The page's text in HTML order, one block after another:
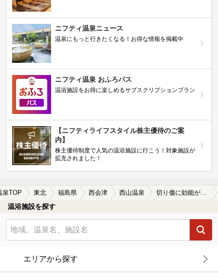
ニフティ温泉ニュース
温泉にもっと行きたくなる！お得な情報を掲載中
ニフティ温泉 おふろパス
温浴施設をお得に楽しめるサブスクリプションプラン
【ニフティライフスタイル株主優待のご案
内】
株主優待制度で人気の温浴施設に行こう！対象施設が
拡充されました！
泉TOP 東北 福島県 西会津 西山温泉 切り傷に効能がある西山温泉の温泉、日帰り温泉、スーパー銭湯おすすめ
温浴施設を探す
エリアから探す